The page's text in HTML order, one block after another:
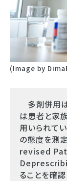
(Image by
多剤併用
は患者と家
用いられて
の態度を測
revised
ることを確認